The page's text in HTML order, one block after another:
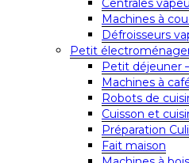
Centrales
Machines à
Défroisseurs
Petit
Petit déjeuner
Machines à
Robots de
Cuisson et
Préparation
Fait maison